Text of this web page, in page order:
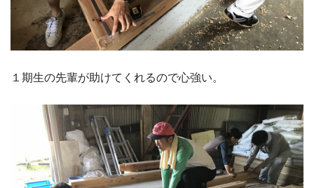
１期生の先輩が助けてくれるので心強い。